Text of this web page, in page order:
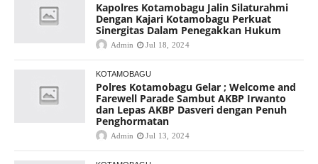
Kapolres Kotamobagu Jalin Silaturahmi
Dengan Kajari Kotamobagu Perkuat
Sinergitas Dalam Penegakkan Hukum
Admin Jul 18, 2024
KOTAMOBAGU
Polres Kotamobagu Gelar ; Welcome and
Farewell Parade Sambut AKBP Irwanto
dan Lepas AKBP Dasveri dengan Penuh
Penghormatan
Admin Jul 13, 2024